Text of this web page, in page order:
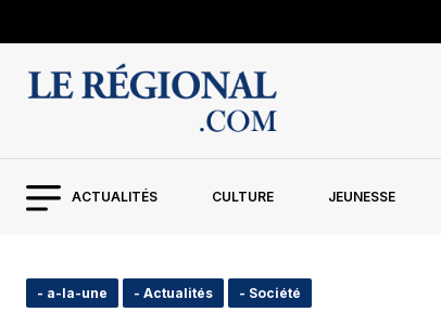
ACTUALITÉS CULTURE JEUNESSE
- a-la-une - Actualités - Société